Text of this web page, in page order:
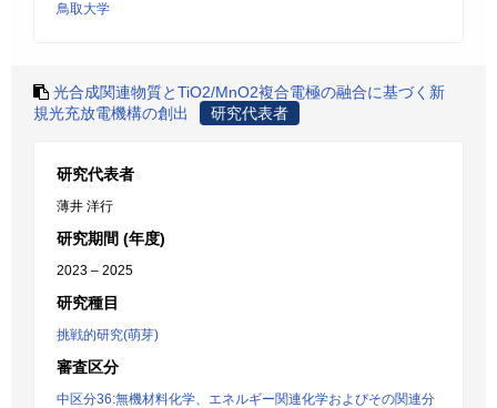
鳥取大学
光合成関連物質とTiO2/MnO2複合電極の融合に基づく新
規光充放電機構の創出
研究代表者
研究代表者
薄井 洋行
研究期間 (年度)
2023 – 2025
研究種目
挑戦的研究(萌芽)
審査区分
中区分36:無機材料化学、エネルギー関連化学およびその関連分